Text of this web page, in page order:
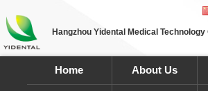
Hangzhou Yidental Medical Technology
Home About Us